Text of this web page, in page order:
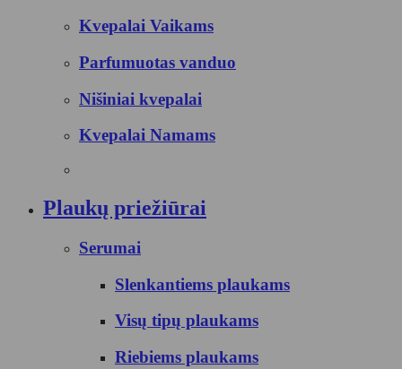
Kvepalai Vaikams
Parfumuotas vanduo
Nišiniai kvepalai
Kvepalai Namams
Plaukų priežiūrai
Serumai
Slenkantiems plaukams
Visų tipų plaukams
Riebiems plaukams